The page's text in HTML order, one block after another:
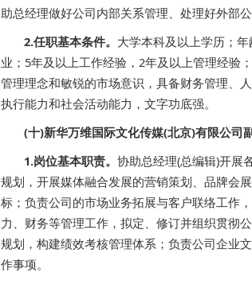
助总经理做好公司内部关系管理、处理好外部
2.任职基本条件。 大学本科及以上学历；
业；5年及以上工作经验，2年及以上管理经验
管理理念和敏锐的市场意识，具备财务管理、
执行能力和社会活动能力，文字功底强。
(十)新华万维国际文化传媒(北京)有限公司
1.岗位基本职责。 协助总经理(总编辑)开展
规划，开展媒体融合发展的营销策划、品牌会
标；负责公司的市场业务拓展与客户联络工作
力、财务等管理工作，拟定、修订并组织贯彻
规划，构建绩效考核管理体系；负责公司企业
作事项。